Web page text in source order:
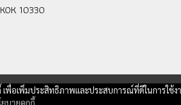
10330
เพื่อเพิ่มประสิทธิภาพและประสบการณ์ที่ดีในการใช้
ยบายคุกกี้